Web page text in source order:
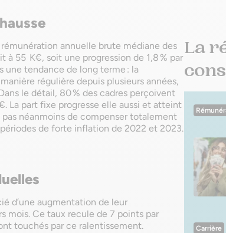
annuelle brute médiane des
55 K€, soit une progression de 1,8 % par
une tendance de long terme : la
régulière depuis plusieurs années,
le détail, 80 % des cadres perçoivent
La part fixe progresse elle aussi et atteint
néanmoins de compenser totalement
de forte inflation de 2022 et 2023.
d’une augmentation de leur
mois. Ce taux recule de 7 points par
touchés par ce ralentissement.
La
Carrière